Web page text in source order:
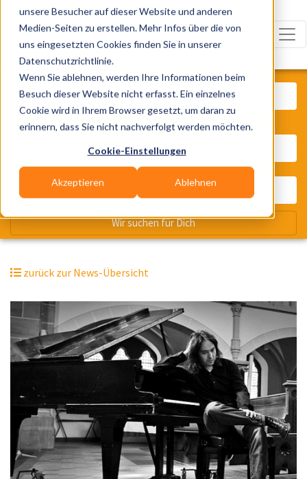
unsere Besucher auf dieser Website und anderen
Medien-Seiten zu erstellen. Mehr Infos über die von
uns eingesetzten Cookies finden Sie in unserer
Datenschutzrichtlinie.
Wenn Sie ablehnen, werden Ihre Informationen beim
Besuch dieser Website nicht erfasst. Ein einzelnes
Cookie wird in Ihrem Browser gesetzt, um daran zu
erinnern, dass Sie nicht nachverfolgt werden möchten.
Cookie-Einstellungen
Akzeptieren Ablehnen
zurück zur News-Übersicht
Was? Künstler, Zelte, Bands,
Wo? Stadt, PLZ, Ort
Wir suchen für Dich